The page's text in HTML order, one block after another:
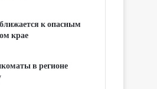
к опасным
крае
в регионе